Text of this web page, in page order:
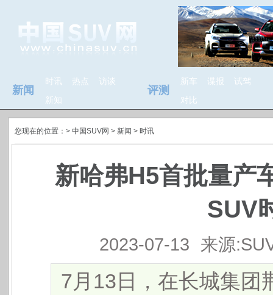
新闻
时讯 热点
访谈
新知
评测
新车 谍报
试驾
对比
您现在的位置：> 中国SUV网 > 新闻 > 时讯
新哈弗H5首批量产
SUV
2023-07-13 来源
7月13日，在长城集团